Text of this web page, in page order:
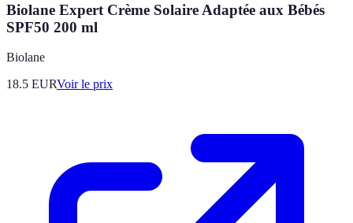
Biolane Expert Crème Solaire Adaptée aux Bébés
SPF50 200 ml
Biolane
18.5 EURVoir le prix